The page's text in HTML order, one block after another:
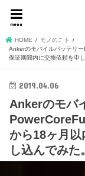
ザ
menu
HOME
モノのコト
Ankerのモバイルバッテリ
保証期間内に交換依頼を申し
2019.04.06
Ankerのモバ
から18ヶ月
し込んでみた